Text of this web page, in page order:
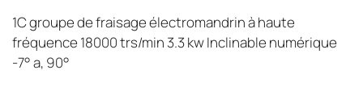
1C groupe de fraisage électromandrin à haute
fréquence 18000 trs/min 3.3 kw Inclinable numérique
-7° a, 90°